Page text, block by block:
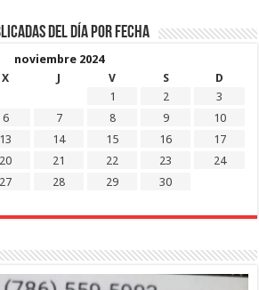
del día por fecha
noviembre 2024
X J V S
D
1
2
3
6 7 8 9
10
13 14 15 16
17
20 21 22 23
24
27 28 29
30